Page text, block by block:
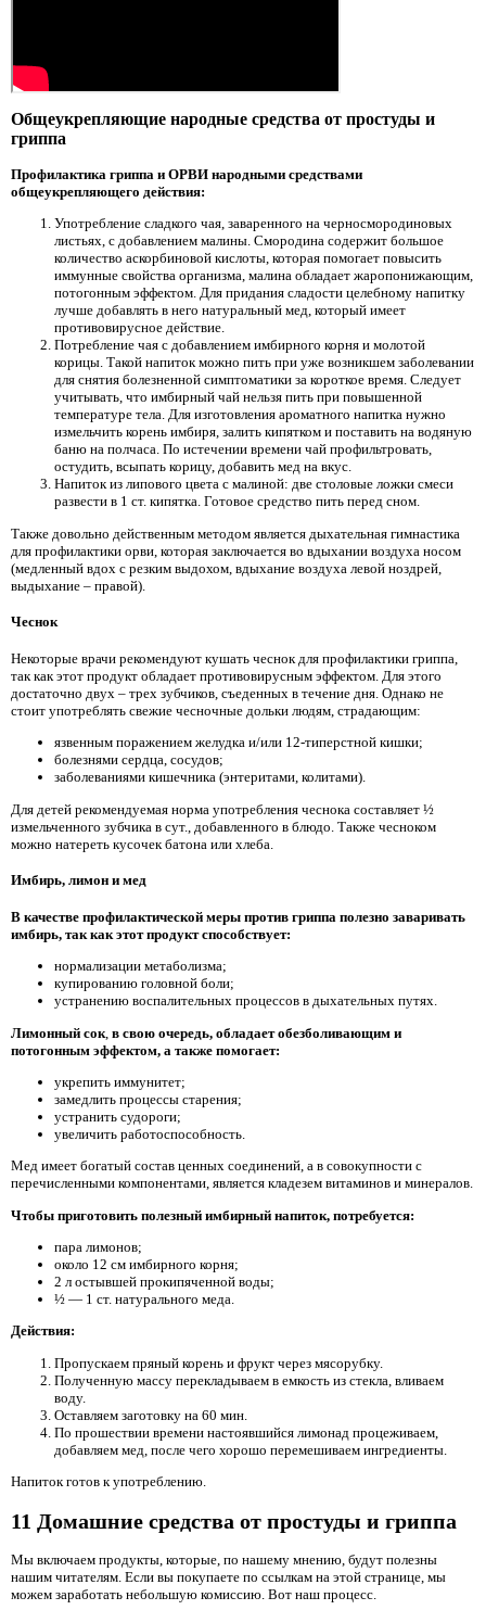
Общеукрепляющие народные средства от простуды и
гриппа
Профилактика гриппа и ОРВИ народными средствами
общеукрепляющего действия:
Употребление сладкого чая, заваренного на черносмородиновых
листьях, с добавлением малины. Смородина содержит большое
количество аскорбиновой кислоты, которая помогает повысить
иммунные свойства организма, малина обладает жаропонижающим,
потогонным эффектом. Для придания сладости целебному напитку
лучше добавлять в него натуральный мед, который имеет
противовирусное действие.
Потребление чая с добавлением имбирного корня и молотой
корицы. Такой напиток можно пить при уже возникшем заболевании
для снятия болезненной симптоматики за короткое время. Следует
учитывать, что имбирный чай нельзя пить при повышенной
температуре тела. Для изготовления ароматного напитка нужно
измельчить корень имбиря, залить кипятком и поставить на водяную
баню на полчаса. По истечении времени чай профильтровать,
остудить, всыпать корицу, добавить мед на вкус.
Напиток из липового цвета с малиной: две столовые ложки смеси
развести в 1 ст. кипятка. Готовое средство пить перед сном.
Также довольно действенным методом является дыхательная гимнастика
для профилактики орви, которая заключается во вдыхании воздуха носом
(медленный вдох с резким выдохом, вдыхание воздуха левой ноздрей,
выдыхание – правой).
Чеснок
Некоторые врачи рекомендуют кушать чеснок для профилактики гриппа,
так как этот продукт обладает противовирусным эффектом. Для этого
достаточно двух – трех зубчиков, съеденных в течение дня. Однако не
стоит употреблять свежие чесночные дольки людям, страдающим:
язвенным поражением желудка и/или 12-типерстной кишки;
болезнями сердца, сосудов;
заболеваниями кишечника (энтеритами, колитами).
Для детей рекомендуемая норма употребления чеснока составляет ½
измельченного зубчика в сут., добавленного в блюдо. Также чесноком
можно натереть кусочек батона или хлеба.
Имбирь, лимон и мед
В качестве профилактической меры против гриппа полезно заваривать
имбирь, так как этот продукт способствует:
нормализации метаболизма;
купированию головной боли;
устранению воспалительных процессов в дыхательных путях.
Лимонный сок в свою очередь, обладает обезболивающим и
потогонным эффектом, а также помогает:
укрепить иммунитет;
замедлить процессы старения;
устранить судороги;
увеличить работоспособность.
Мед имеет богатый состав ценных соединений, а в совокупности с
перечисленными компонентами, является кладезем витаминов и минералов.
Чтобы приготовить полезный имбирный напиток, потребуется:
пара лимонов;
около 12 см имбирного корня;
2 л остывшей прокипяченной воды;
½ — 1 ст. натурального меда.
Действия:
Пропускаем пряный корень и фрукт через мясорубку.
Полученную массу перекладываем в емкость из стекла, вливаем
воду.
Оставляем заготовку на 60 мин.
По прошествии времени настоявшийся лимонад процеживаем,
добавляем мед, после чего хорошо перемешиваем ингредиенты.
Напиток готов к употреблению.
11 Домашние средства от простуды и гриппа
Мы включаем продукты, которые, по нашему мнению, будут полезны
нашим читателям. Если вы покупаете по ссылкам на этой странице, мы
можем заработать небольшую комиссию. Вот наш процесс.